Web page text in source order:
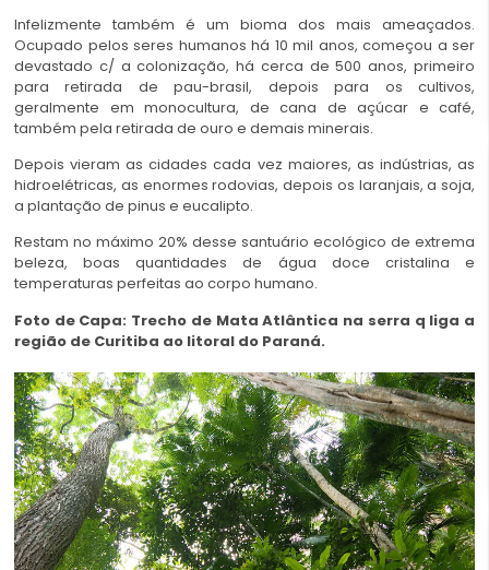
Infelizmente também é um bioma dos mais ameaçados.
Ocupado pelos seres humanos há 10 mil anos, começou a ser
devastado c/ a colonização, há cerca de 500 anos, primeiro
para retirada de pau-brasil, depois para os cultivos,
geralmente em monocultura, de cana de açúcar e café,
também pela retirada de ouro e demais minerais.
Depois vieram as cidades cada vez maiores, as indústrias, as
hidroelétricas, as enormes rodovias, depois os laranjais, a soja,
a plantação de pinus e eucalipto.
Restam no máximo 20% desse santuário ecológico de extrema
beleza, boas quantidades de água doce cristalina e
temperaturas perfeitas ao corpo humano.
Foto de Capa: Trecho de Mata Atlântica na serra q liga a
região de Curitiba ao litoral do Paraná.